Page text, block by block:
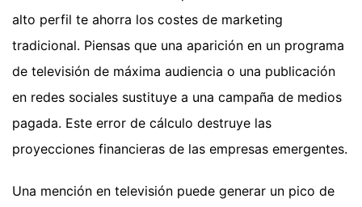
alto perfil te ahorra los costes de marketing
tradicional. Piensas que una aparición en un programa
de televisión de máxima audiencia o una publicación
en redes sociales sustituye a una campaña de medios
pagada. Este error de cálculo destruye las
proyecciones financieras de las empresas emergentes.
Una mención en televisión puede generar un pico de